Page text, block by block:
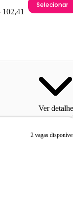
Selecionar
Ver
2 vagas